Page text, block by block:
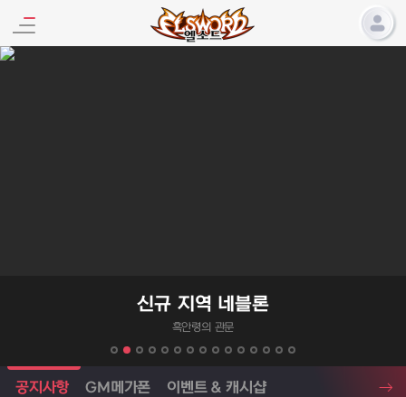
엘소드 프로모션
신규 지역 네블론
흑안령의 관문
엘소드 소식
공지사항 GM메가폰 이벤트 & 캐시샵